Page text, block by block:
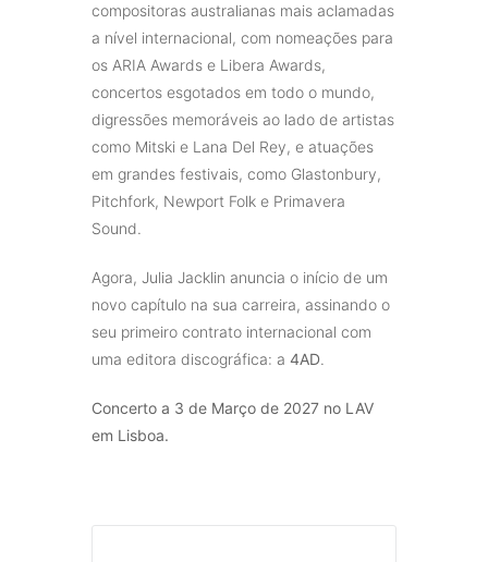
compositoras australianas mais aclamadas
a nível internacional, com nomeações para
os ARIA Awards e Libera Awards,
concertos esgotados em todo o mundo,
digressões memoráveis ao lado de artistas
como Mitski e Lana Del Rey, e atuações
em grandes festivais, como Glastonbury,
Pitchfork, Newport Folk e Primavera
Sound.
Agora, Julia Jacklin anuncia o início de um
novo capítulo na sua carreira, assinando o
seu primeiro contrato internacional com
uma editora discográfica: a 4AD.
Concerto a 3 de Março de 2027 no LAV
em Lisboa.